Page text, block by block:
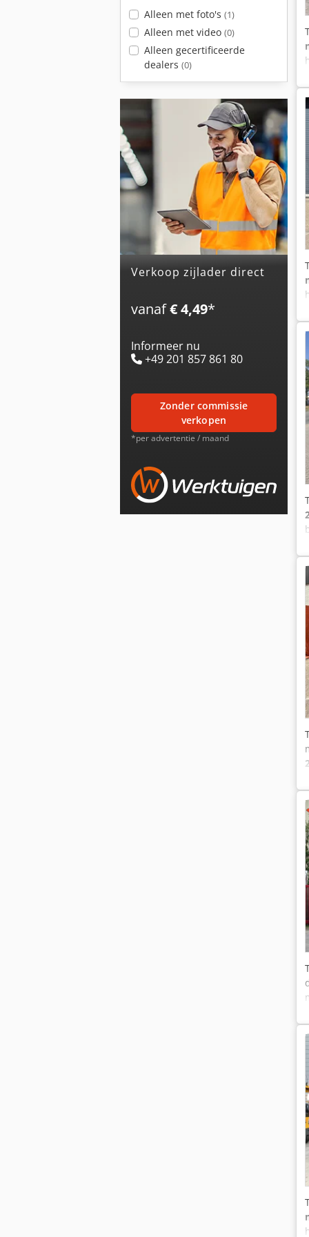
Alleen met foto's (1)
Alleen met video (0)
Alleen gecertificeerde
dealers (0)
Verkoop zijlader direct
vanaf€ 4,49*
Informeer nu
+49 201 857 861 80
zonder commissie
verkopen
*per advertentie / maand